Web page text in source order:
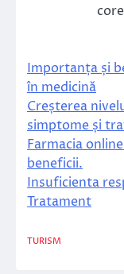
Importanța și
în medicină
Creșterea
simptome și
Farmacia
beneficii.
Insuficienta
Tratament
TURISM